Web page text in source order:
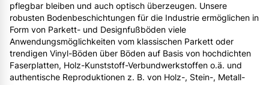
pflegbar bleiben und auch optisch überzeugen. Unsere
robusten Bodenbeschichtungen für die Industrie ermöglichen in
Form von Parkett- und Designfußböden viele
Anwendungsmöglichkeiten vom klassischen Parkett oder
trendigen Vinyl-Böden über Böden auf Basis von hochdichten
Faserplatten, Holz-Kunststoff-Verbundwerkstoffen o.ä. und
authentische Reproduktionen z. B. von Holz-, Stein-, Metall-